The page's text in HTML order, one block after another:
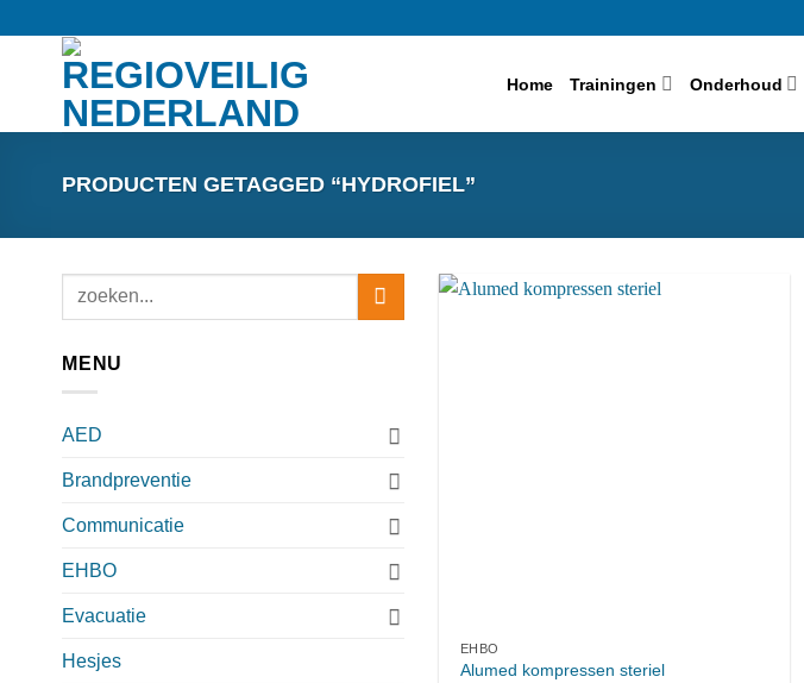
Home Trainingen Onderhoud
PRODUCTEN GETAGGED “HYDROFIEL”
Zoeken
MENU
AED
Brandpreventie
Communicatie
EHBO
Evacuatie
Hesjes
EHBO
Alumed kompressen steriel